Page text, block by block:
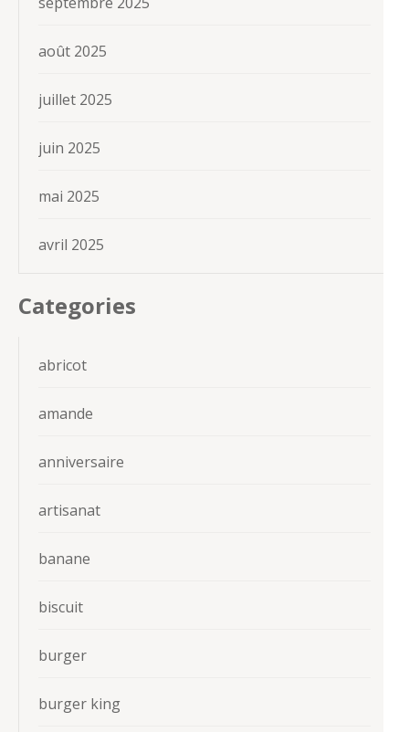
août 2025
juillet 2025
juin 2025
mai 2025
avril 2025
Categories
abricot
amande
anniversaire
artisanat
banane
biscuit
burger
burger king